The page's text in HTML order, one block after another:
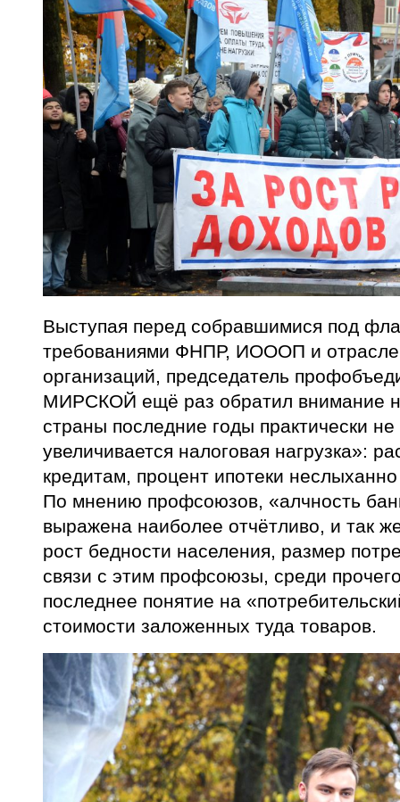
Выступая перед собравшимися под
требованиями ФНПР, ИОООП и
организаций, председатель
МИРСКОЙ ещё раз обратил внимание
страны последние годы практически не
увеличивается налоговая нагрузка»:
кредитам, процент ипотеки
По мнению профсоюзов, «алчность
выражена наиболее отчётливо, и так
рост бедности населения, размер
связи с этим профсоюзы, среди
последнее понятие на
стоимости заложенных туда товаров.